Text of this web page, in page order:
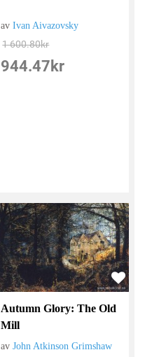
avIvan Aivazovsky
1 600.80kr
944.47 kr
Autumn Glory: The Old
Mill
avJohn Atkinson Grimshaw